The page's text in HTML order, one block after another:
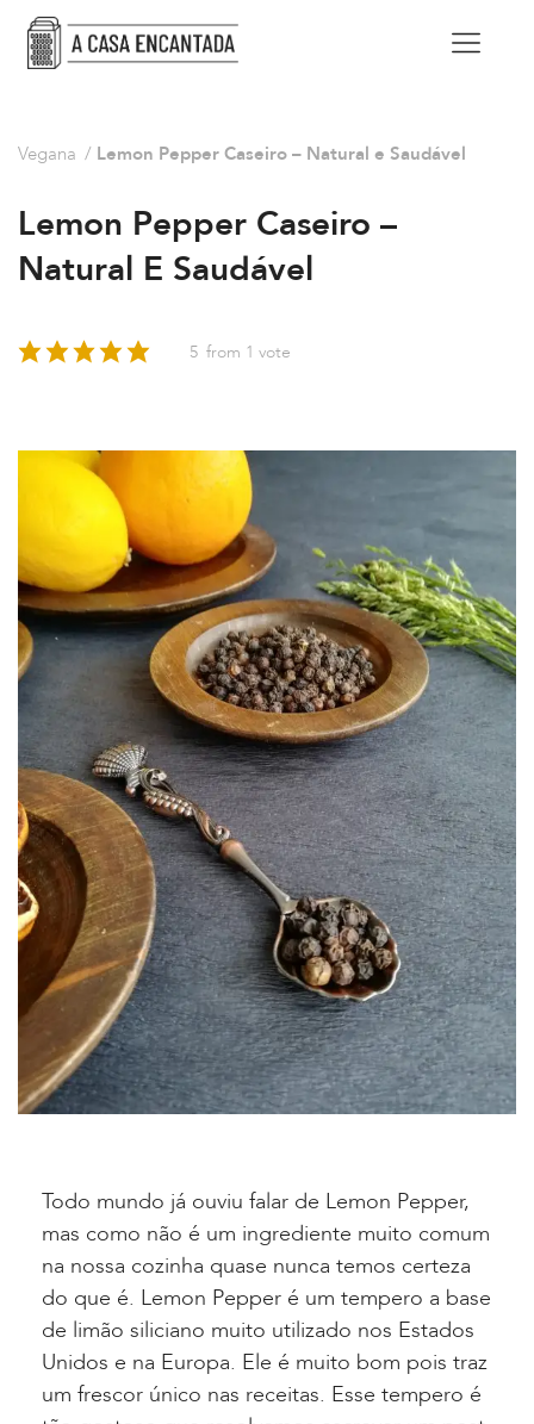
Vegana / Lemon Pepper Caseiro – Natural e Saudável
Lemon Pepper Caseiro –
Natural E Saudável
5 from 1 vote
Todo mundo já ouviu falar de Lemon Pepper,
mas como não é um ingrediente muito comum
na nossa cozinha quase nunca temos certeza
do que é. Lemon Pepper é um tempero a base
de limão siliciano muito utilizado nos Estados
Unidos e na Europa. Ele é muito bom pois traz
um frescor único nas receitas. Esse tempero é